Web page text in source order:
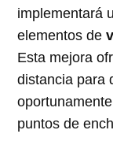
implementará
elementos de
Esta mejora
distancia para
puntos de